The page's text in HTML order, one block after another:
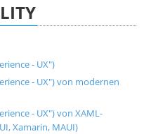
- UX")
- UX") von modernen
- UX") von XAML-
Xamarin, MAUI)